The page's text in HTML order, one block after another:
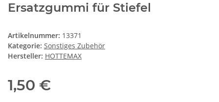
Ersatzgummi für Stiefel
Artikelnummer: 13371
Kategorie: Sonstiges Zubehör
Hersteller: HOTTEMAX
1,50 €